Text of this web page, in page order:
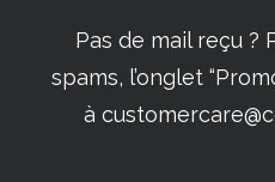
Pas de mail reçu ?
spams, l’onglet
à